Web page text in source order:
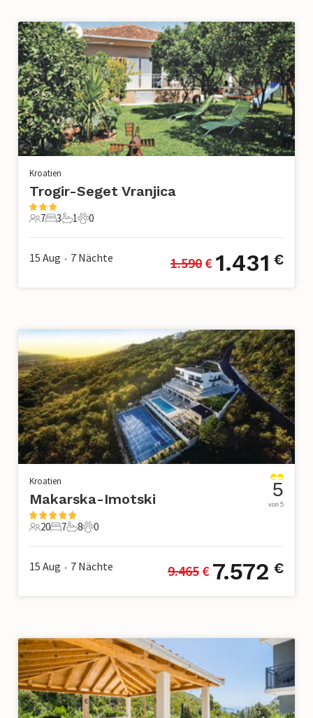
Kroatien
Trogir-Seget Vranjica
7 Gäste
7
3 Schlafzimmer
3
1 Badezimmer
1
0 Haustiere
0
15 Aug • 7 Nächte 1.590 € 1.431 €
Kroatien
Makarska-Imotski
20 Gäste
20
7 Schlafzimmer
7
8 Badezimmer
8
0 Haustiere
0
5
von 5
15 Aug • 7 Nächte 9.465 € 7.572 €